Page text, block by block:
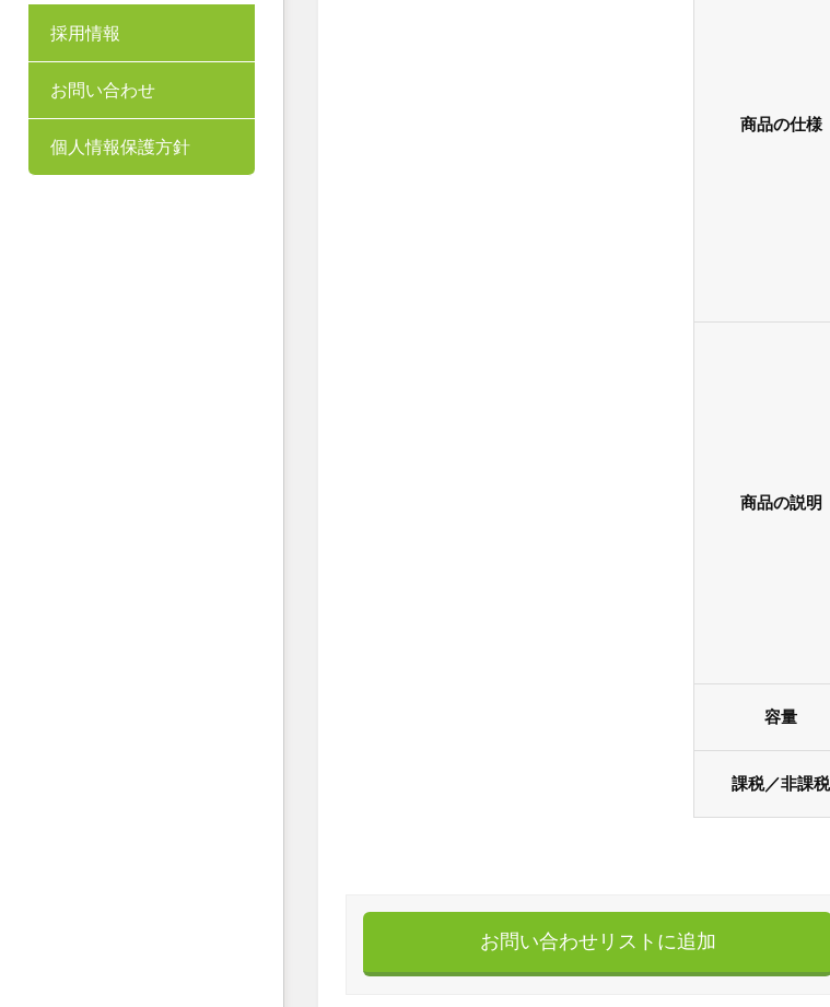
採用情報
お問い合わせ
個人情報保護方針
商品の仕様
商品の説明
容量
課税／非課税
お問い合わせリストに追加